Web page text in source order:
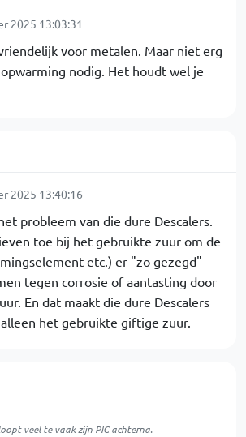
2025 13:03:31
voor metalen. Maar niet erg
nodig. Het houdt wel je
2025 13:40:16
probleem van die dure Descalers.
toe bij het gebruikte zuur om de
etc.) er "zo gezegd"
tegen corrosie of aantasting door
En dat maakt die dure Descalers
het gebruikte giftige zuur.
veel te vaak zijn PIC achterna.